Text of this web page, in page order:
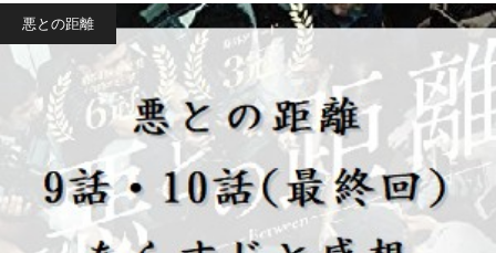
悪との距離